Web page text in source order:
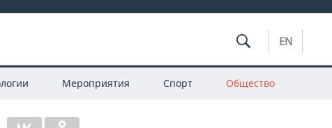
EN
Мероприятия Спорт Общество